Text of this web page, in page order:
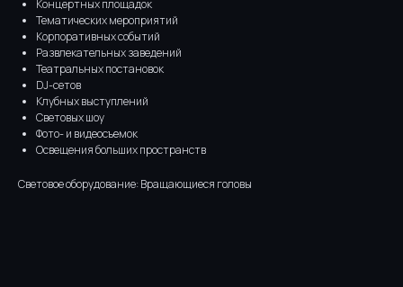
Концертных площадок
Тематических мероприятий
Корпоративных событий
Развлекательных заведений
Театральных постановок
DJ-сетов
Клубных выступлений
Световых шоу
Фото- и видеосъемок
Освещения больших пространств
Световое оборудование: Вращающиеся головы